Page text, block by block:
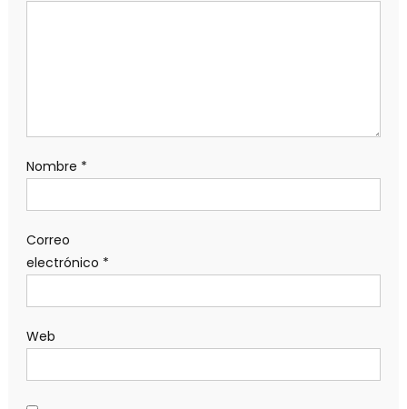
Nombre *
Correo
electrónico *
Web